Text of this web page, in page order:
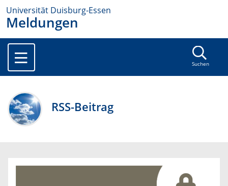
Universität Duisburg-Essen
Meldungen
Suchen
RSS-Beitrag